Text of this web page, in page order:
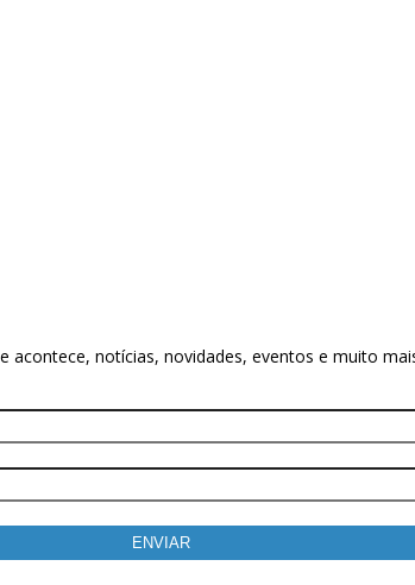
acontece, notícias, novidades, eventos e muito